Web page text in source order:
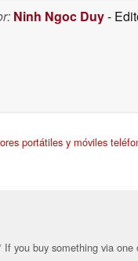
Ninh Ngoc Duy-
portátiles y móviles
If you buy something via one